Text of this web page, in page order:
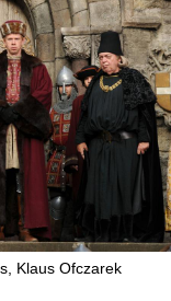
Klaus Ofczarek